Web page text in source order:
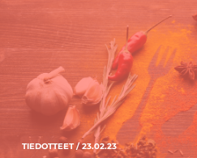
TIEDOTTEET / 23.02.23